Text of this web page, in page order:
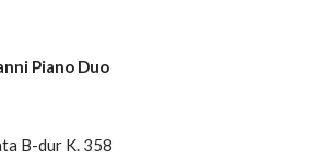
Piano Duo
B-dur K. 358